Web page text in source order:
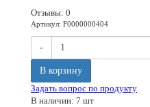
Отзывы: 0
Артикул: F0000000404
-
В корзину
Задать вопрос по продукту
В наличии: 7 шт